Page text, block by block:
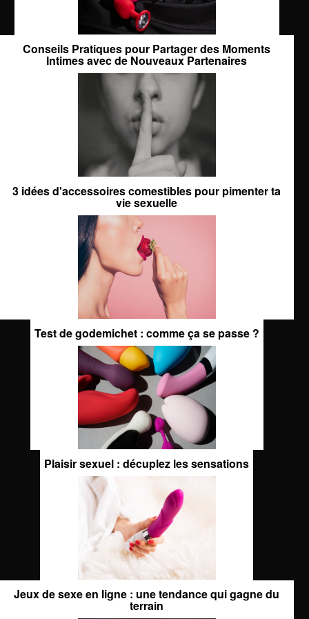
Conseils Pratiques pour Partager des Moments
Intimes avec de Nouveaux Partenaires
3 idées d'accessoires comestibles pour pimenter ta
vie sexuelle
Test de godemichet : comme ça se passe ?
Plaisir sexuel : décuplez les sensations
Jeux de sexe en ligne : une tendance qui gagne du
terrain